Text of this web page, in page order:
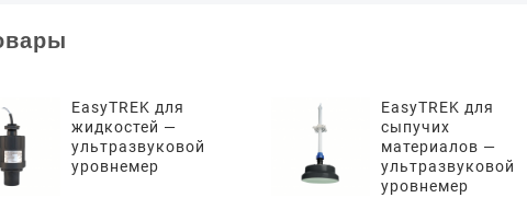
EasyTREK для
жидкостей —
ультразвуковой
уровнемер
EasyTREK для
сыпучих
материалов —
ультразвуковой
уровнемер